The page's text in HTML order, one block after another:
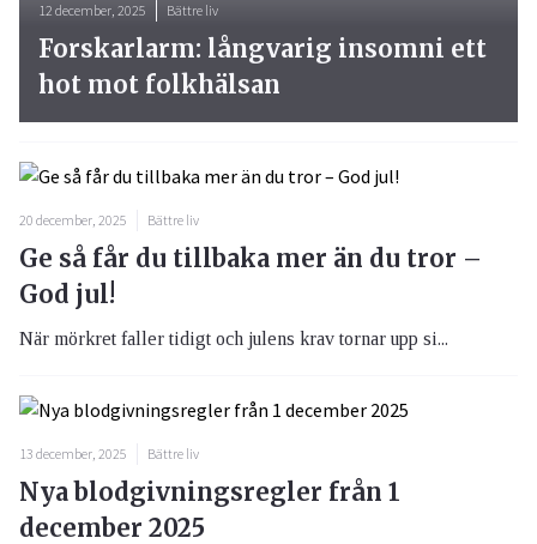
20 december, 2025 Bättre liv
Ge så får du tillbaka mer än du tror –
God jul!
När mörkret faller tidigt och julens krav tornar upp si...
13 december, 2025 Bättre liv
Nya blodgivningsregler från 1
december 2025
12 december, 2025 Bättre liv
Forskarlarm: långvarig insomni ett
hot mot folkhälsan